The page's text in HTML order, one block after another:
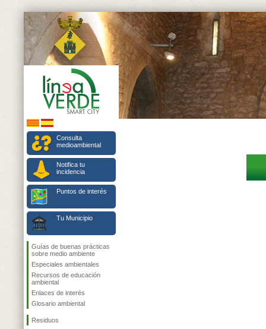
Consulta
medioambiental
Notifica tu
incidencia
Puntos de interés
Tu Municipio
Guías de buenas prácticas
sobre medio ambiente
Especiales ambientales
Recursos de educación
ambiental
Enlaces de interés
Glosario ambiental
Residuos